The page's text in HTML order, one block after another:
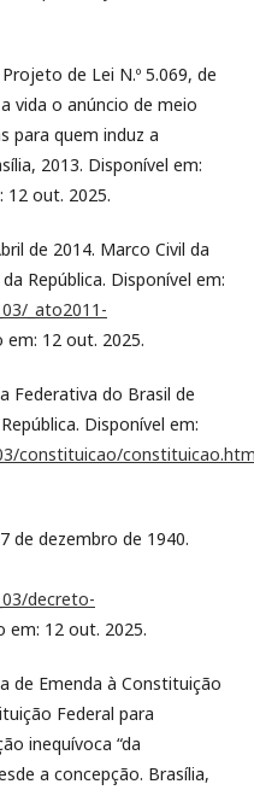
de Lei N.º 5.069, de
vida o anúncio de meio
para quem induz a
2013. Disponível em:
12 out. 2025.
de 2014. Marco Civil da
República. Disponível em:
_ato2011-
em: 12 out. 2025.
Federativa do Brasil de
Disponível em:
constituicao/
de dezembro de 1940.
decreto-
em: 12 out. 2025.
de Emenda à Constituição
Federal para
inequívoca “da
a concepção. Brasília,